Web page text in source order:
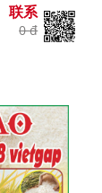
联系
0 đ